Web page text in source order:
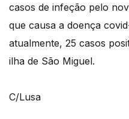
casos de infeção pelo
que causa a doença
atualmente, 25 casos
ilha de São Miguel.
C/Lusa